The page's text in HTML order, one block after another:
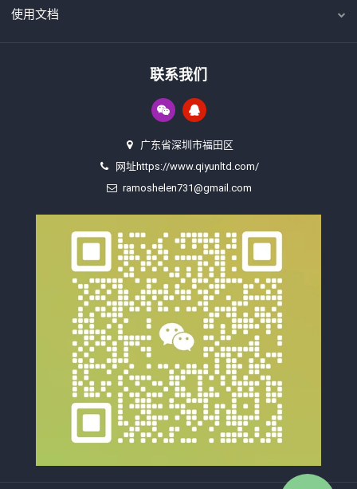
使用文档
联系我们
广东省深圳市福田区
网址https://www.qiyunltd.com/
ramoshelen731@gmail.com